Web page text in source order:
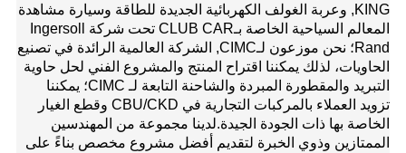
KING, وعربة الغولف الكهربائية الجديدة للطاقة وسيارة مشاهدة
المعالم السياحية الخاصة بـCLUB CAR
تحت شركة Ingersoll
Rand؛ نحن موزعون لـ
CIMC, الشركة العالمية الرائدة في تصنيع
الحاويات، لذلك يمكننا اقتراح المنتج والمشروع الفني لحل حاوية
التبريد والمقطورة المبردة والشاحنة التابعة لـ CIMC؛ يمكننا
تزويد العملاء بالمركبات التجارية في CBU/CKD وقطع الغيار
الخاصة بها ذات الجودة الجيدة.لدينا مجموعة من المهندسين
الممتازين وذوي الخبرة لتقديم أفضل مشروع مخصص بناءً على